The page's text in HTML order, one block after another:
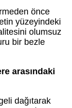
önce
yüzeyindeki
olumsuz
bir bezle
arasındaki
dağıtarak